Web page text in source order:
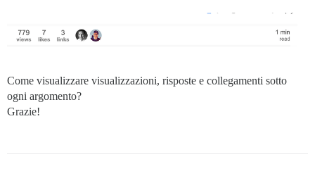
Come visualizzare visualizzazioni, risposte e collegamenti sotto
ogni argomento?
Grazie!